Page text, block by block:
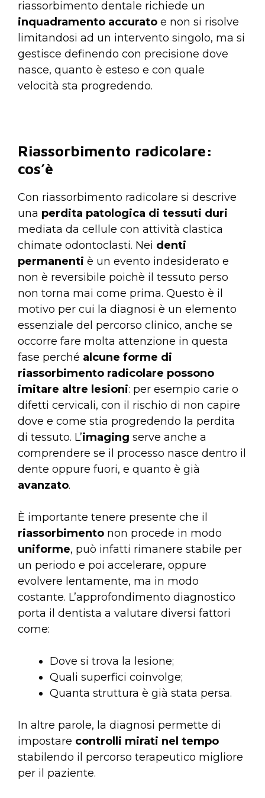
riassorbimento dentale richiede un
inquadramento accurato e non si risolve
limitandosi ad un intervento singolo, ma si
gestisce definendo con precisione dove
nasce, quanto è esteso e con quale
velocità sta progredendo.
Riassorbimento radicolare:
cos’è
Con riassorbimento radicolare si descrive
una perdita patologica di tessuti duri
mediata da cellule con attività clastica
chimate odontoclasti. Nei denti
permanenti è un evento indesiderato e
non è reversibile poichè il tessuto perso
non torna mai come prima. Questo è il
motivo per cui la diagnosi è un elemento
essenziale del percorso clinico, anche se
occorre fare molta attenzione in questa
fase perché alcune forme di
riassorbimento radicolare possono
imitare altre lesioni: per esempio carie o
difetti cervicali, con il rischio di non capire
dove e come stia progredendo la perdita
di tessuto. L’imaging serve anche a
comprendere se il processo nasce dentro il
dente oppure fuori, e quanto è già
avanzato.
È importante tenere presente che il
riassorbimento non procede in modo
uniforme, può infatti rimanere stabile per
un periodo e poi accelerare, oppure
evolvere lentamente, ma in modo
costante. L’approfondimento diagnostico
porta il dentista a valutare diversi fattori
come:
Dove si trova la lesione;
Quali superfici coinvolge;
Quanta struttura è già stata persa.
In altre parole, la diagnosi permette di
impostare controlli mirati nel tempo
stabilendo il percorso terapeutico migliore
per il paziente.